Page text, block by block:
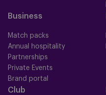
Business
Match packs
Annual hospitality
Partnerships
Private Events
Brand portal
Club